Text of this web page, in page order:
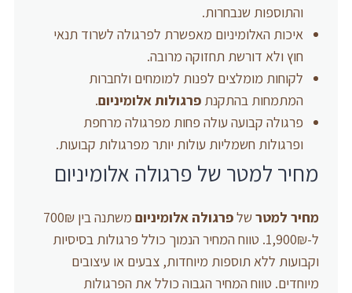
והתוספות שנבחרות.
איכות האלומיניום מאפשרת לפרגולה לשרוד תנאי
חוץ ולא דורשת תחזוקה מרובה.
לקוחות מומלצים לפנות למומחים ולחברות
המתמחות בהתקנת פרגולות אלומיניום.
פרגולה קבועה עולה פחות מפרגולה מרחפת
ופרגולות חשמליות עולות יותר מפרגולות קבועות.
מחיר למטר של פרגולה אלומיניום
מחיר למטרשלפרגולה אלומיניום
משתנה בין 700₪
ל-1,900₪. טווח המחיר הנמוך כולל פרגולות בסיסיות
וקבועות ללא תוספות מיוחדות, צבעים או עיצובים
מיוחדים. טווח המחיר הגבוה כולל את הפרגולות